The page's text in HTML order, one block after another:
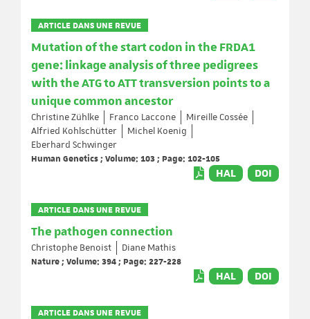
ARTICLE DANS UNE REVUE
Mutation of the start codon in the FRDA1
gene: linkage analysis of three pedigrees
with the ATG to ATT transversion points to a
unique common ancestor
Christine Zühlke Franco Laccone
Mireille Cossée
Alfried Kohlschütter
Michel Koenig
Eberhard Schwinger
Human Genetics ; Volume: 103 ; Page: 102-105
HAL DOI
ARTICLE DANS UNE REVUE
The pathogen connection
Christophe Benoist
Diane Mathis
Nature ; Volume: 394 ; Page: 227-228
HAL DOI
ARTICLE DANS UNE REVUE